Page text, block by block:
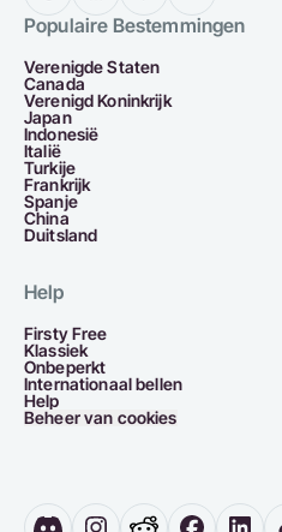
Populaire Bestemmingen
Verenigde Staten
Canada
Verenigd Koninkrijk
Japan
Indonesië
Italië
Turkije
Frankrijk
Spanje
China
Duitsland
Help
Firsty Free
Klassiek
Onbeperkt
Internationaal bellen
Help
Beheer van cookies